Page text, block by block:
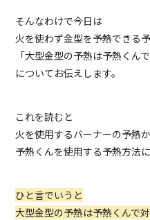
そんなわけで今日は
火を使わず金型を予熱できる
「大型金型の予熱は予熱くんで
についてお伝えします。
これを読むと
火を使用するバーナーの予熱
予熱くんを使用する予熱方法
ひと言でいうと
大型金型の予熱は予熱くんで対